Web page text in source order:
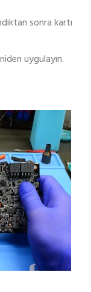
sonra kartı
uygulayın.